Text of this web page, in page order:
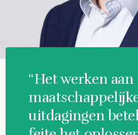
“Het werken aan
uitdagingen